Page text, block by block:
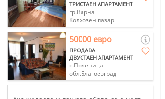
ТРИСТАЕН АПАРТАМЕНТ
гр.Варна
Колхозен пазар
50000 евро
ПРОДАВА
ДВУСТАЕН АПАРТАМЕНТ
с.Поленица
обл.Благоевград